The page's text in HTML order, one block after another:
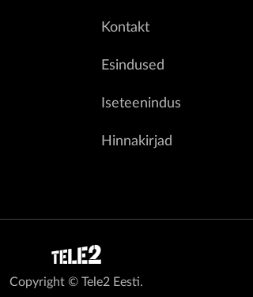
Kontakt
Esindused
Iseteenindus
Hinnakirjad
Copyright © Tele2 Eesti.